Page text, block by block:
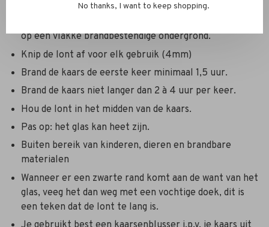
op een vlakke brandbestendige ondergrond.
Knip de lont af voor elk gebruik (4mm)
Brand de kaars de eerste keer minimaal 1,5 uur.
Brand de kaars niet langer dan 2 à 4 uur per keer.
Hou de lont in het midden van de kaars.
Pas op: het glas kan heet zijn.
Buiten bereik van kinderen, dieren en brandbare
materialen
Wanneer er een zwarte rand komt aan de want van het
glas, veeg het dan weg met een vochtige doek, dit is
een teken dat de lont te lang is.
No thanks, I want to keep shopping.